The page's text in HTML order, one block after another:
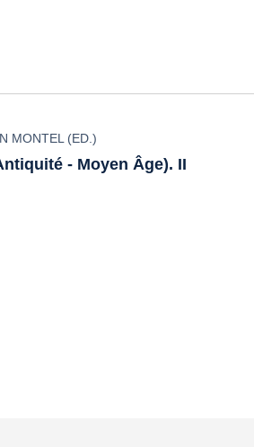
MONTEL (ED.)
- Moyen Âge). II